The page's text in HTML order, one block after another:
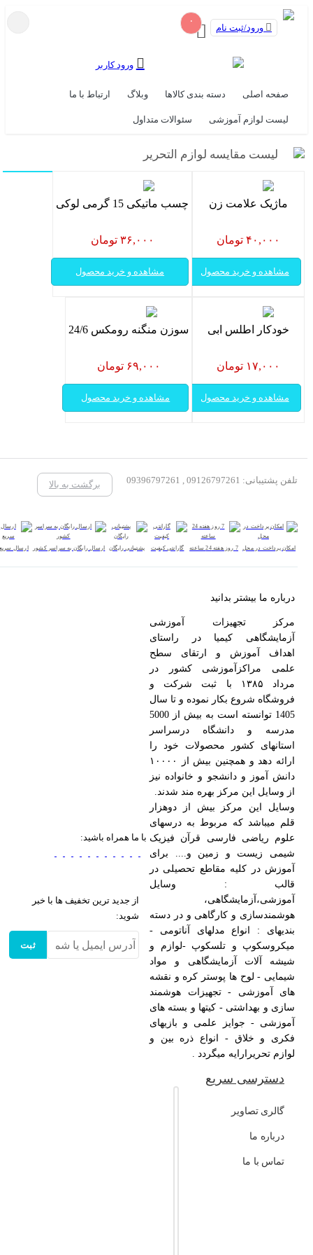
۰
ورود/ثبت نام
ورود کاربر
صفحه اصلی دسته بندی کالاها وبلاگ ارتباط با ما
لیست لوازم آموزشی سئوالات متداول
لیست مقایسه لوازم التحریر
ماژیک علامت زن
۴۰,۰۰۰ تومان
مشاهده و خرید محصول
چسب ماتیکی 15 گرمی لوکی
۳۶,۰۰۰ تومان
مشاهده و خرید محصول
خودکار اطلس ابی
۱۷,۰۰۰ تومان
مشاهده و خرید محصول
سوزن منگنه رومکس 24/6
۶۹,۰۰۰ تومان
مشاهده و خرید محصول
تلفن پشتیبانی: 09126797261 , 09396797261 برگشت به بالا
امکان پرداخت در محل 7 روز هفته 24 ساعته گارانتی کیفیت پشتیبانی رایگان ارسال رایگان به سراسر کشور ارسال سریع
درباره ما بیشتر بدانید
مرکز تجهیزات آموزشی
آزمایشگاهی کیمیا در راستای
اهداف آموزش و ارتقای سطح
علمی مراکزآموزشی کشور در
مرداد ۱۳۸۵ با ثبت شرکت و
فروشگاه شروع بکار نموده و تا سال
1405 توانسته است به بیش از 5000
مدرسه و دانشگاه درسراسر
استانهای کشور محصولات خود را
ارائه دهد و همچنین بیش از ۱۰۰۰۰
دانش آموز و دانشجو و خانواده نیز
از وسایل این مرکز بهره مند شدند.
وسایل این مرکز بیش از دوهزار
قلم میباشد که مربوط به درسهای
علوم ریاضی فارسی قرآن فیزیک
شیمی زیست و زمین و.... برای
آموزش در کلیه مقاطع تحصیلی در
قالب : وسایل
آموزشی،آزمایشگاهی،
هوشمندسازی و کارگاهی و در دسته
بندیهای : انواع مدلهای آناتومی -
میکروسکوپ و تلسکوپ -لوازم و
شیشه آلات آزمایشگاهی و مواد
شیمایی - لوح ها پوستر کره و نقشه
های آموزشی - تجهیزات هوشمند
سازی و بهداشتی - کیتها و بسته های
آموزشی - جوایز علمی و بازیهای
فکری و خلاق - انواع ذره بین و
لوازم تحریرارایه میگردد .
دسترسی سریع
گالری تصاویر
درباره ما
تماس با ما
با ما همراه باشید:
از جدید ترین تخفیف ها با خبر
شوید:
ثبت